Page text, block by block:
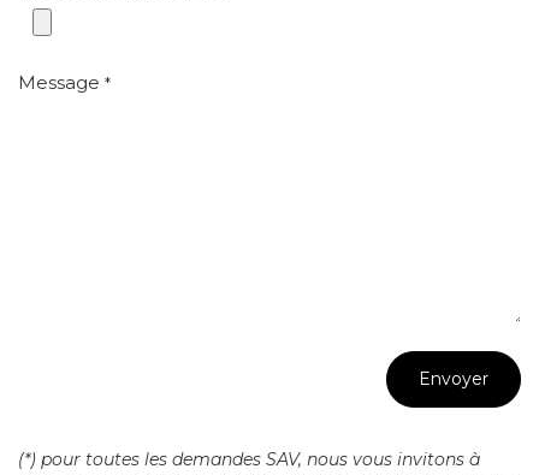
Message *
Envoyer
(*) pour toutes les demandes SAV, nous vous invitons à